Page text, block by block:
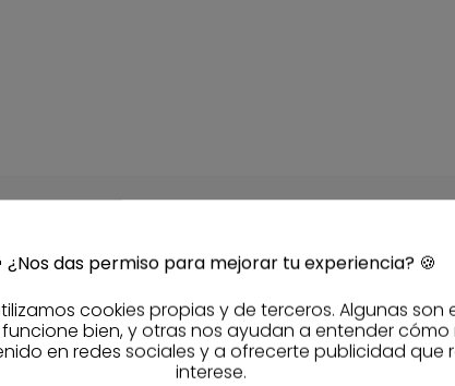
DESCARGAS
piezas-pvc.pdf
Ver
¿Nos das permiso para mejorar tu experiencia? 🍪
cookies propias y de terceros. Algunas son
bien, y otras nos ayudan a entender cómo
en redes sociales y a ofrecerte publicidad que
interese.